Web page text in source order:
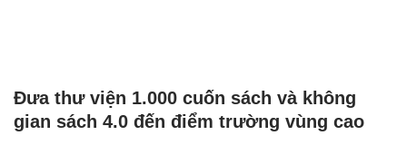
Đưa thư viện 1.000 cuốn sách và không
gian sách 4.0 đến điểm trường vùng cao